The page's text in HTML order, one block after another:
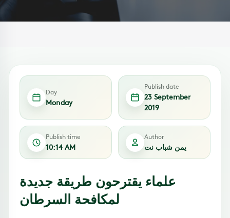
Day
Monday
Publish date
23 September
2019
Publish time
10:14 AM
Author
يمن شباب نت
علماء يقترحون طريقة جديدة
لمكافحة السرطان